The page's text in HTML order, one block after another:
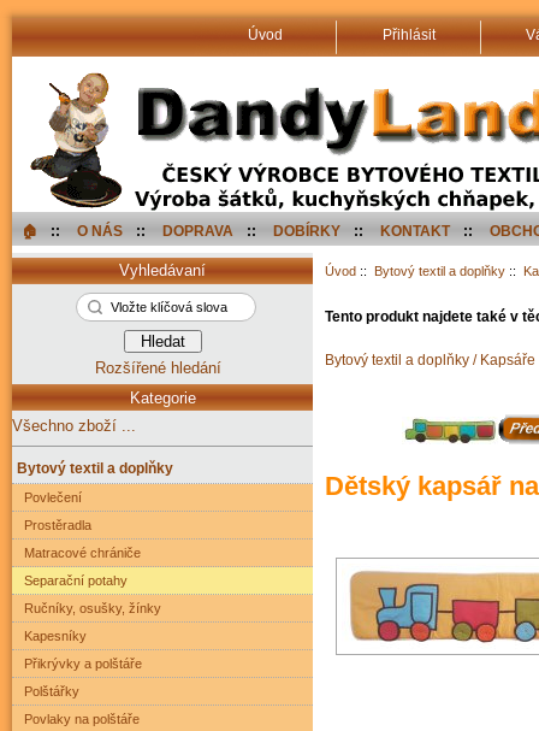
Úvod Přihlásit
🏠︎ :: O NÁS :: DOPRAVA :: DOBÍRKY :: KONTAKT ::
Úvod :: Bytový textil a doplňky ::
Tento produkt najdete také v
Bytový textil a doplňky / Kapsáře
Dětský kapsář
Vyhledávaní
Rozšířené hledání
Kategorie
Všechno zboží ...
Bytový textil a doplňky
Povlečení
Prostěradla
Matracové chrániče
Separační potahy
Ručníky, osušky, žínky
Kapesníky
Přikrývky a polštáře
Polštářky
Povlaky na polštáře